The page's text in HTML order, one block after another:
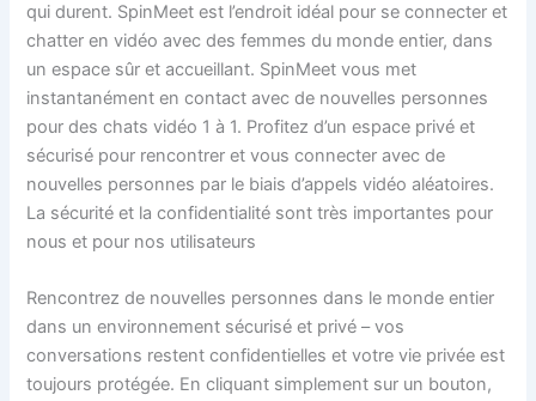
qui durent. SpinMeet est l’endroit idéal pour se connecter et
chatter en vidéo avec des femmes du monde entier, dans
un espace sûr et accueillant. SpinMeet vous met
instantanément en contact avec de nouvelles personnes
pour des chats vidéo 1 à 1. Profitez d’un espace privé et
sécurisé pour rencontrer et vous connecter avec de
nouvelles personnes par le biais d’appels vidéo aléatoires.
La sécurité et la confidentialité sont très importantes pour
nous et pour nos utilisateurs
Rencontrez de nouvelles personnes dans le monde entier
dans un environnement sécurisé et privé – vos
conversations restent confidentielles et votre vie privée est
toujours protégée. En cliquant simplement sur un bouton,